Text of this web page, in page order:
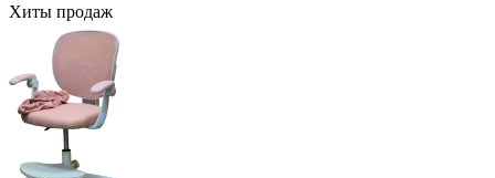
Хиты продаж